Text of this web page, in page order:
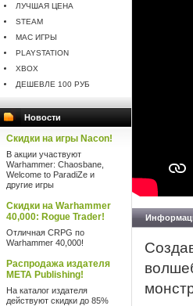
ЛУЧШАЯ ЦЕНА
STEAM
MAC ИГРЫ
PLAYSTATION
XBOX
ДЕШЕВЛЕ 100 РУБ
Новости
Скидки на игры Nacon!
В акции участвуют
Warhammer: Chaosbane,
Welcome to ParadiZe и
другие игры
Скидки на Warhammer
40,000: Rogue Trader!
Отличная CRPG по
Warhammer 40,000!
Распродажа издателя
META Publishing!
На каталог издателя
действуют скидки до 85%